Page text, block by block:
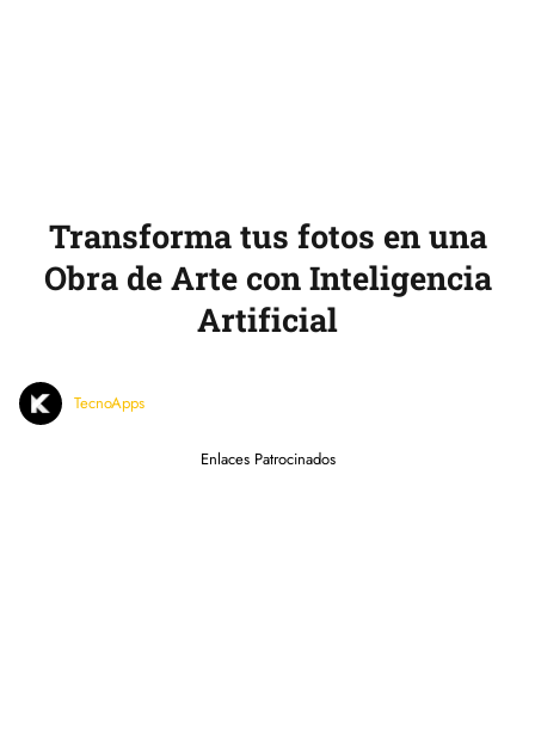
Transforma tus fotos en una
Obra de Arte con Inteligencia
Artificial
TecnoApps
Enlaces Patrocinados